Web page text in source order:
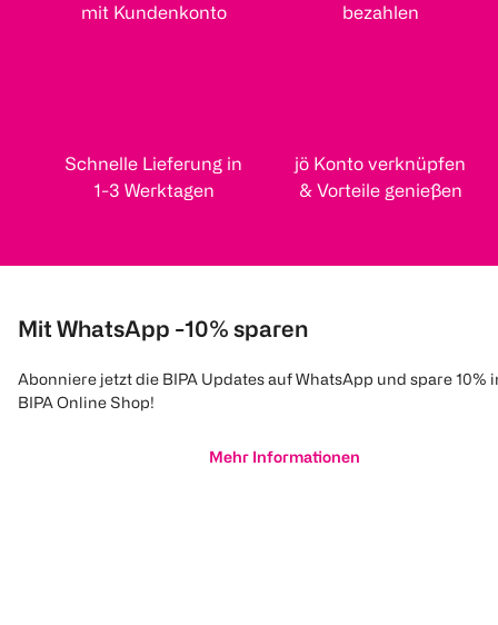
mit Kundenkonto
bezahlen
Schnelle Lieferung in
1-3 Werktagen
jö Konto verknüpfen
& Vorteile genießen
Mit WhatsApp -10% sparen
Abonniere jetzt die BIPA Updates auf WhatsApp und spare 10%
BIPA Online Shop!
Mehr Informationen